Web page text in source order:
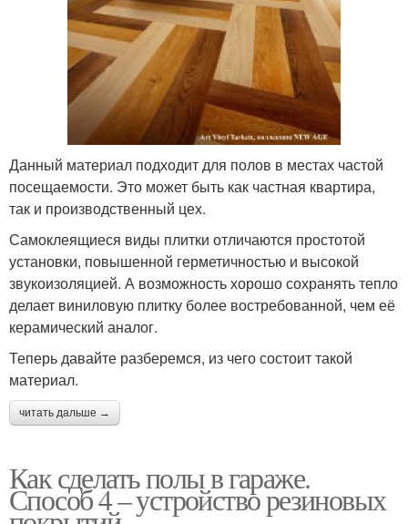
Данный материал подходит для полов в местах частой
посещаемости. Это может быть как частная квартира,
так и производственный цех.
Самоклеящиеся виды плитки отличаются простотой
установки, повышенной герметичностью и высокой
звукоизоляцией. А возможность хорошо сохранять тепло
делает виниловую плитку более востребованной, чем её
керамический аналог.
Теперь давайте разберемся, из чего состоит такой
материал.
читать дальше →
Как сделать полы в гараже.
Способ 4 – устройство резиновых